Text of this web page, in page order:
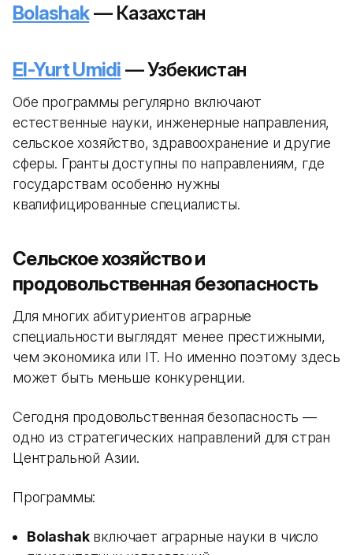
Bolashak— Казахстан
El-Yurt Umidi — Узбекистан
Обе программы регулярно включают
естественные науки, инженерные направления,
сельское хозяйство, здравоохранение и другие
сферы. Гранты доступны по направлениям, где
государствам особенно нужны
квалифицированные специалисты.
Сельское хозяйство и
продовольственная безопасность
Для многих абитуриентов аграрные
специальности выглядят менее престижными,
чем экономика или IT. Но именно поэтому здесь
может быть меньше конкуренции.
Сегодня продовольственная безопасность —
одно из стратегических направлений для стран
Центральной Азии.
Программы:
Bolashakвключает аграрные науки в число